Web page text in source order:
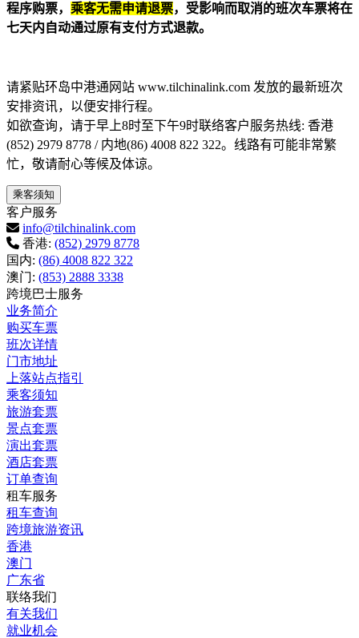
程序购票， 乘客无需申请退票，受影响而取消的班次车票将在
七天内自动通过原有支付方式退款。
请紧贴环岛中港通网站 www.tilchinalink.com 发放的最新班次
安排资讯，以便安排行程。
如欲查询，请于早上8时至下午9时联络客户服务热线: 香港
(852) 2979 8778 / 内地(86) 4008 822 322。线路有可能非常繁
忙，敬请耐心等候及体谅。
乘客须知
客户服务
info@tilchinalink.com
香港: (852) 2979 8778
国内: (86) 4008 822 322
澳门: (853) 2888 3338
跨境巴士服务
业务简介
购买车票
班次详情
门市地址
上落站点指引
乘客须知
旅游套票
景点套票
演出套票
酒店套票
订单查询
租车服务
租车查询
跨境旅游资讯
香港
澳门
广东省
联络我们
有关我们
就业机会